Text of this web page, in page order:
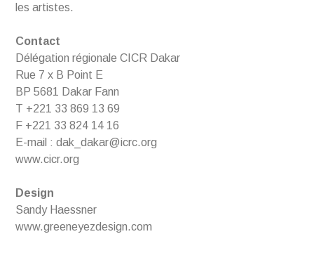
les artistes.
Contact
Délégation régionale CICR Dakar
Rue 7 x B Point E
BP 5681 Dakar Fann
T +221 33 869 13 69
F +221 33 824 14 16
E-mail : dak_dakar@icrc.org
www.cicr.org
Design
Sandy Haessner
www.greeneyezdesign.com